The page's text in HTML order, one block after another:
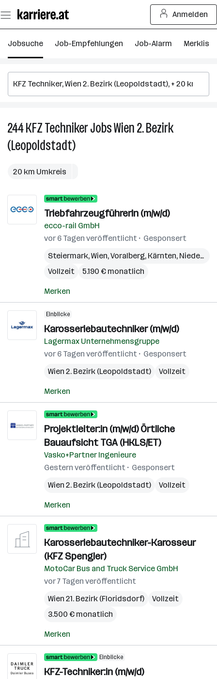
Seiteninhalt
springen
Anmelden
Jobsuche Job-Empfehlungen Job-Alarm Merkliste
244KFZ TechnikerJobsWien 2. Bezirk
(Leopoldstadt)
20 km Umkreis
TriebfahrzeugführerIn (m/w/d)
ecco-rail GmbH
vor 6 Tagen veröffentlicht
Gesponsert
Steiermark,Wien,Voralberg, Kärnten, Niederösterreich
Vollzeit
5.190 € monatlich
Merken
Einblicke
Karosseriebautechniker (m/w/d)
Lagermax Unternehmensgruppe
vor 6 Tagen veröffentlicht
Gesponsert
Wien 2. Bezirk (Leopoldstadt)
Vollzeit
Merken
Projektleiter:in (m/w/d) Örtliche
Bauaufsicht TGA (HKLS/ET)
Vasko+Partner Ingenieure
Gestern veröffentlicht
Gesponsert
Wien 2. Bezirk (Leopoldstadt)
Vollzeit
Merken
Karosseriebautechniker-Karosseur
(KFZ Spengler)
MotoCar Bus and Truck Service GmbH
vor 7 Tagen veröffentlicht
Wien 21. Bezirk (Floridsdorf)
Vollzeit
3.500 € monatlich
Merken
Einblicke
KFZ-Techniker:in (m/w/d)